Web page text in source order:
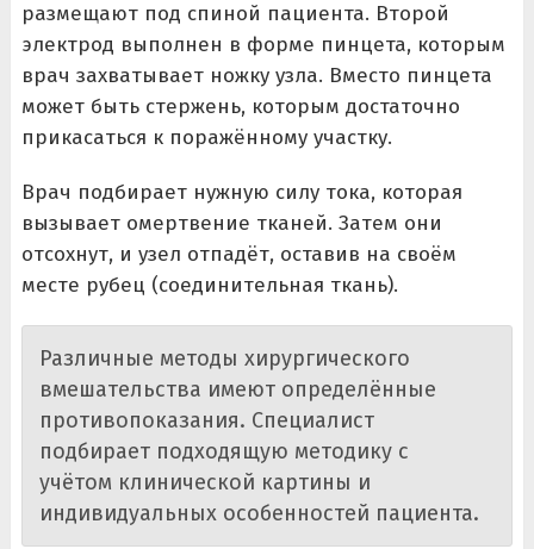
размещают под спиной пациента. Второй
электрод выполнен в форме пинцета, которым
врач захватывает ножку узла. Вместо пинцета
может быть стержень, которым достаточно
прикасаться к поражённому участку.
Врач подбирает нужную силу тока, которая
вызывает омертвение тканей. Затем они
отсохнут, и узел отпадёт, оставив на своём
месте рубец (соединительная ткань).
Различные методы хирургического
вмешательства имеют определённые
противопоказания. Специалист
подбирает подходящую методику с
учётом клинической картины и
индивидуальных особенностей пациента.